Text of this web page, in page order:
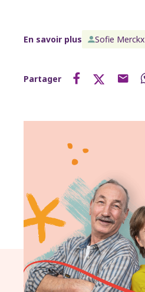
En savoir plus Sofie Merckx
Partager